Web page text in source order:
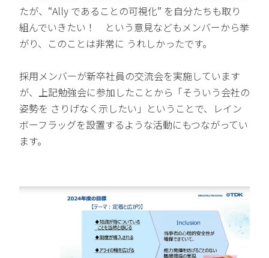
たが、“Ally であることの可視化” を自分たちも取り
組んでいきたい！ という意見などもメンバーから挙
がり、このことは非常に うれしかったです。
採用メンバーが新卒社員の交流会を実施しています
が、上記勉強会に参加したことから「そういう会社の
姿勢を さりげなく示したい」ということで、レイン
ボーフラッグを設置するような活動にもつながってい
ます。